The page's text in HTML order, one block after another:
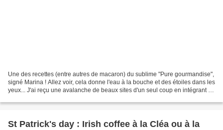
Une des recettes (entre autres de macaron) du sublime "Pure gourmandise",
signé Marina ! Allez voir, cela donne l'eau à la bouche et des étoiles dans les
yeux... J'ai reçu une avalanche de beaux sites d'un seul coup en intégrant la
St Patrick's day : Irish coffee à la Cléa ou à la